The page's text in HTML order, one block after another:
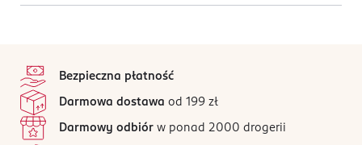
Bezpieczna płatność
Darmowa dostawa od 199 zł
Darmowy odbiór w ponad 2000 drogerii